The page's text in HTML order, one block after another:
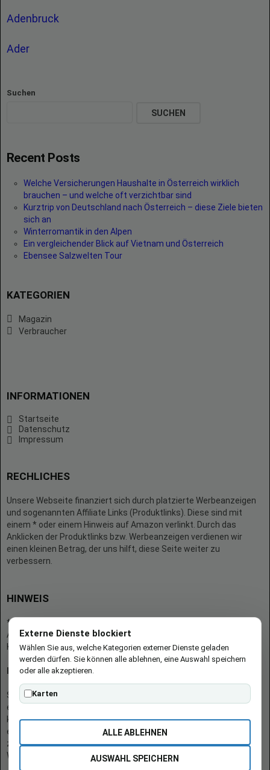
Adenbruck
Ader
Suchen
SUCHEN
Recent Posts
Welche Versicherungen Haushalte in Österreich wirklich
brauchen – und welche oft verzichtbar sind
Kurztrip von Deutschland nach Österreich – diese Ziele bieten
sich an
Winterromantik in den Alpen
Ein vergleichender Blick auf Vietnam und Österreich
Ebensee Salzwelten Tour
KATEGORIEN
Magazin
Verbraucher
INFORMATIONEN
Startseite
Datenschutz
Impressum
RECHLICHES
Unsere Webseite finanziert sich durch platzierte Werbeanzeigen
und sogenannten Affiliate Links (Produktlinks). Diese sind mit
einem * oder einem Hinweis auf Amazon verlinkt. Durch das
Anklicken der Produktlinks bzw. Werbeanzeigen verdienen wir
einen kleinen Betrag, der uns hilft, diese Seite weiter zu
verbessern.
HINWEIS
* = Afilliate-Link (=Werbung)
Als Amazon-Partner verdient der Seitenbetreiber an qualifizierten
Käufen.
Hinweis zu Preisen und Verfügbarkeiten
Sofern Produktpreise und Verfügbarkeiten angezeigt werden,
entsprechen diese dem angegebenen Stand (Datum/Uhrzeit) und
können sich auf der verlinkten Seite jederzeit ändern. Für den Kauf
eines Produkts gelten die Angaben zu Preis und Verfügbarkeit, die
zum Kaufzeitpunkt [auf der/den maßgeblichen Amazon-
Website(s)] angezeigt werden.
Externe Dienste blockiert
Wählen Sie aus, welche Kategorien externer Dienste geladen
werden dürfen. Sie können alle ablehnen, eine Auswahl speichern
oder alle akzeptieren.
Karten
ALLE ABLEHNEN
AUSWAHL SPEICHERN